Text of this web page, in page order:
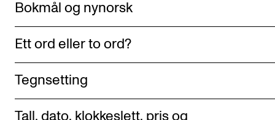
KONSERTER OG ARRANGEMENTER
Markedsføring, program og plakat
Låne utstyr – lyd, lys og video
Bokmål og nynorsk
Ett ord eller to ord?
Tegnsetting
Tall, dato, klokkeslett, pris og